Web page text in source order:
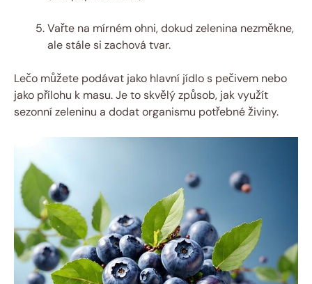
Vařte na mírném ohni, dokud zelenina nezměkne,
ale stále si zachová tvar.
Lečo můžete podávat jako hlavní jídlo s pečivem nebo
jako přílohu k masu. Je to skvělý způsob, jak využít
sezonní zeleninu a dodat organismu potřebné živiny.